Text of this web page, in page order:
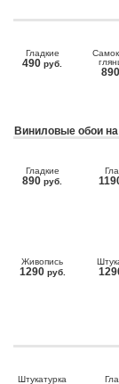
Гладкие
490 руб.
890
Виниловые обои
Гладкие
890 руб.
Живопись
1290 руб.
Штукатурка